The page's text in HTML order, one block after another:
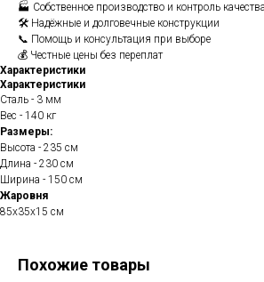
🏭 Собственное производство и контроль качества
🛠️ Надёжные и долговечные конструкции
📞 Помощь и консультация при выборе
💰 Честные цены без переплат
Характеристики
Характеристики
Сталь - 3 мм
Вес - 140 кг
Размеры:
Высота - 235 см
Длина - 230 см
Ширина - 150 см
Жаровня
85х35х15 см
Похожие товары